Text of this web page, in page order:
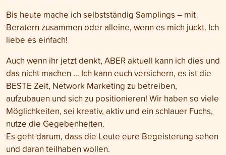
Bis heute mache ich selbstständig Samplings – mit
Beratern zusammen oder alleine, wenn es mich juckt. Ich
liebe es einfach!
Auch wenn ihr jetzt denkt, ABER aktuell kann ich dies und
das nicht machen ... Ich kann euch versichern, es ist die
BESTE Zeit, Network Marketing zu betreiben,
aufzubauen und sich zu positionieren! Wir haben so viele
Möglichkeiten, sei kreativ, aktiv und ein schlauer Fuchs,
nutze die Gegebenheiten.
Es geht darum, dass die Leute eure Begeisterung sehen
und daran teilhaben wollen.